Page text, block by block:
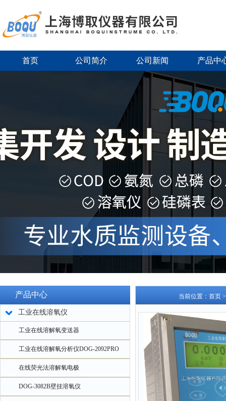
首页 公司简介 公司新闻 产品中
产品中心
工业在线溶氧仪
工业在线溶解氧变送器
工业在线溶解氧分析仪DOG-2092PRO
在线荧光法溶解氧电极
DOG-3082B壁挂溶氧仪
当前位置： 首页